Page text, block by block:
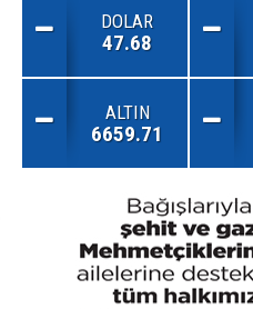
DOLAR
47.68
ALTIN
6659.71